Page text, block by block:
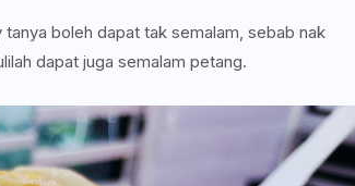
boleh dapat tak semalam, sebab nak
dapat juga semalam petang.